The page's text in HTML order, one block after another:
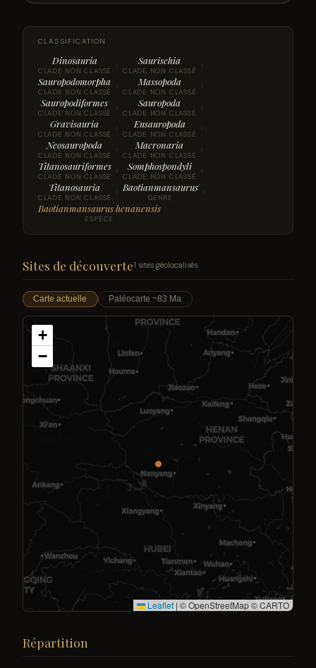
CLASSIFICATION
Dinosauria
CLADE NON CLASSÉ › Saurischia
CLADE NON CLASSÉ ›
Sauropodomorpha
CLADE NON CLASSÉ › Massopoda
CLADE NON CLASSÉ ›
Sauropodiformes
CLADE NON CLASSÉ › Sauropoda
CLADE NON CLASSÉ ›
Gravisauria
CLADE NON CLASSÉ › Eusauropoda
CLADE NON CLASSÉ ›
Neosauropoda
CLADE NON CLASSÉ › Macronaria
CLADE NON CLASSÉ ›
Titanosauriformes
CLADE NON CLASSÉ › Somphospondyli
CLADE NON CLASSÉ ›
Titanosauria
CLADE NON CLASSÉ › Baotianmansaurus
GENRE ›
Baotianmansaurus henanensis
ESPÈCE
Sites de découverte1 sites géolocalisés
Carte actuelle Paléocarte ~83 Ma
+
−
Leaflet | © OpenStreetMap © CARTO
Répartition